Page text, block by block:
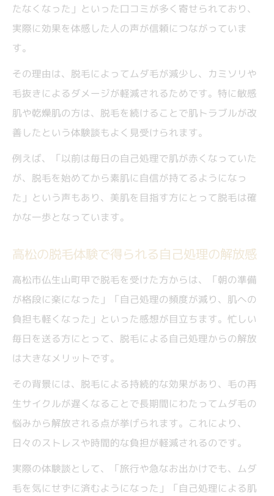
たなくなった」といった口コミが多く寄せられており、
実際に効果を体感した人の声が信頼につながっていま
す。
その理由は、脱毛によってムダ毛が減少し、カミソリや
毛抜きによるダメージが軽減されるためです。特に敏感
肌や乾燥肌の方は、脱毛を続けることで肌トラブルが改
善したという体験談もよく見受けられます。
例えば、「以前は毎日の自己処理で肌が赤くなっていた
が、脱毛を始めてから素肌に自信が持てるようになっ
た」という声もあり、美肌を目指す方にとって脱毛は確
かな一歩となっています。
高松の脱毛体験で得られる自己処理の解放感
高松市仏生山町甲で脱毛を受けた方からは、「朝の準備
が格段に楽になった」「自己処理の頻度が減り、肌への
負担も軽くなった」といった感想が目立ちます。忙しい
毎日を送る方にとって、脱毛による自己処理からの解放
は大きなメリットです。
その背景には、脱毛による持続的な効果があり、毛の再
生サイクルが遅くなることで長期間にわたってムダ毛の
悩みから解放される点が挙げられます。これにより、
日々のストレスや時間的な負担が軽減されるのです。
実際の体験談として、「旅行や急なお出かけでも、ムダ
毛を気にせずに済むようになった」「自己処理による肌